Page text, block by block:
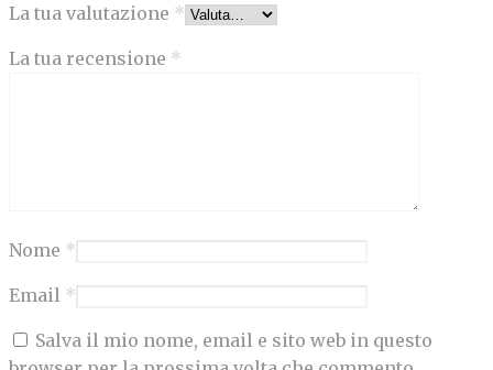
La tua valutazione *
La tua recensione *
Nome *
Email *
Salva il mio nome, email e sito web in questo